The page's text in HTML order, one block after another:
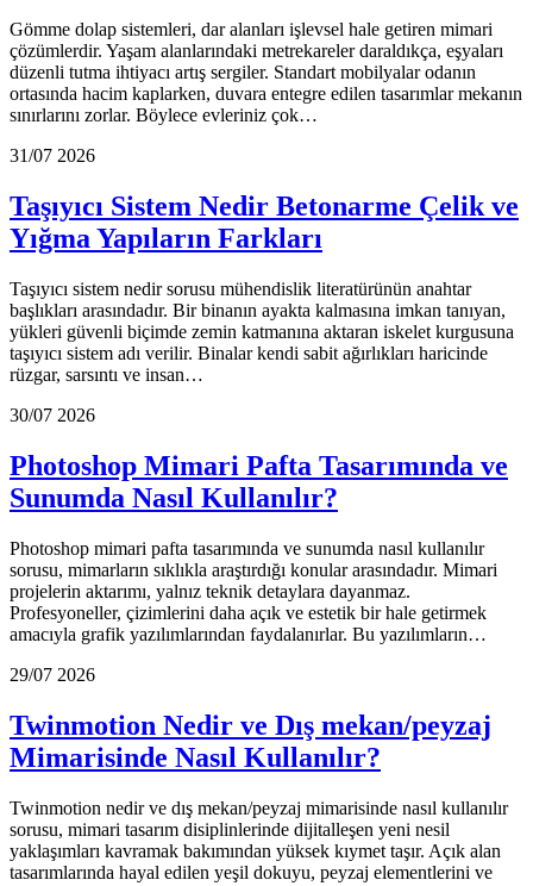
Gömme dolap sistemleri, dar alanları işlevsel hale getiren mimari
çözümlerdir. Yaşam alanlarındaki metrekareler daraldıkça, eşyaları
düzenli tutma ihtiyacı artış sergiler. Standart mobilyalar odanın
ortasında hacim kaplarken, duvara entegre edilen tasarımlar mekanın
sınırlarını zorlar. Böylece evleriniz çok…
31/07 2026
Taşıyıcı Sistem Nedir Betonarme Çelik ve
Yığma Yapıların Farkları
Taşıyıcı sistem nedir sorusu mühendislik literatürünün anahtar
başlıkları arasındadır. Bir binanın ayakta kalmasına imkan tanıyan,
yükleri güvenli biçimde zemin katmanına aktaran iskelet kurgusuna
taşıyıcı sistem adı verilir. Binalar kendi sabit ağırlıkları haricinde
rüzgar, sarsıntı ve insan…
30/07 2026
Photoshop Mimari Pafta Tasarımında ve
Sunumda Nasıl Kullanılır?
Photoshop mimari pafta tasarımında ve sunumda nasıl kullanılır
sorusu, mimarların sıklıkla araştırdığı konular arasındadır. Mimari
projelerin aktarımı, yalnız teknik detaylara dayanmaz.
Profesyoneller, çizimlerini daha açık ve estetik bir hale getirmek
amacıyla grafik yazılımlarından faydalanırlar. Bu yazılımların…
29/07 2026
Twinmotion Nedir ve Dış mekan/peyzaj
Mimarisinde Nasıl Kullanılır?
Twinmotion nedir ve dış mekan/peyzaj mimarisinde nasıl kullanılır
sorusu, mimari tasarım disiplinlerinde dijitalleşen yeni nesil
yaklaşımları kavramak bakımından yüksek kıymet taşır. Açık alan
tasarımlarında hayal edilen yeşil dokuyu, peyzaj elementlerini ve